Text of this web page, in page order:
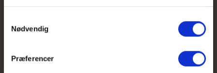
Nødvendig
Præferencer
Bliv medlem af IKA
Ansøg om et medlemskab af IKA